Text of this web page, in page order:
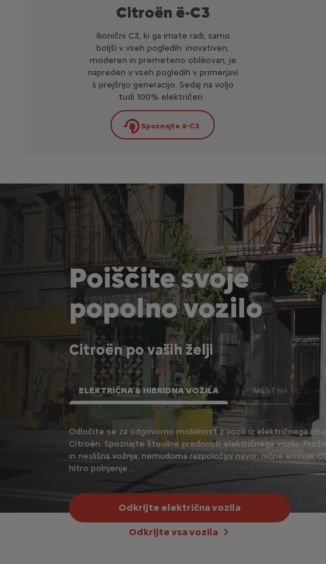
Citroën ë-C3
Ikonični C3, ki ga imate radi, samo
boljši v vseh pogledih: inovativen,
moderen in premeteno oblikovan, je
napreden v vseh pogledih v primerjavi
s prejšnjo generacijo. Sedaj na voljo
tudi 100% električen.
Spoznajte ë-C3
Poiščite svoje
popolno vozilo
Citroën po vaših želji
Odločite se za odgovorno mobilnost z vozili iz električnega
Citroën. Spoznajte številne prednosti električnega vozila:
in neslišna vožnja, nemudoma razpoložljiv navor, nične emisije
hitro polnjenje …
Odkrijte električna vozila
Odkrijte vsa vozila
ELEKTRIČNA & HIBRIDNA VOZILA MESTNA VOZILA